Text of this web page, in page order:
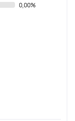
0,00%